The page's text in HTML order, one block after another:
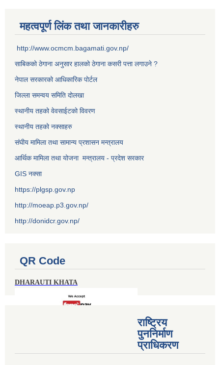
महत्वपूर्ण लिंक तथा जानकारीहरु
http://www.ocmcm.bagamati.gov.np/
साबिकको ठेगाना अनुसार हालको ठेगाना कसरी पत्ता लगाउने ?
नेपाल सरकारको आधिकारिक पोर्टल
जिल्ला समन्वय समिति दोलखा
स्थानीय तहको वेवसाईटको विवरण
स्थानीय तहको नक्साहरु
संघीय मामिला तथा सामान्य प्रशासन मन्त्रालय
आर्थिक मामिला तथा योजना मन्त्रालय - प्रदेश सरकार
GIS नक्सा
https://plgsp.gov.np
http://moeap.p3.gov.np/
http://donidcr.gov.np/
QR Code
DHARAUTI KHATA
राष्ट्रिय
पुननिर्माण
प्राधिकरण